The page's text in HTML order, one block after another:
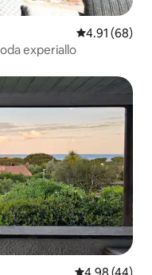
औसत रेटिंग 5 में
4.91 (68)
experiallo